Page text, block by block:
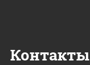
Контакты